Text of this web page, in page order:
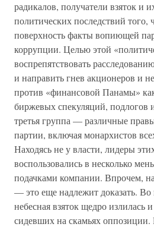
радикалов, получатели взяток и
политических последствий того,
поверхность факты вопиющей
коррупции. Целью этой
воспрепятствовать
и направить гнев акционеров и
против «финансовой Панамы»
биржевых спекуляций, подлогов
третья группа — различные
партии, включая монархистов
Находясь не у власти, лидеры
воспользовались в несколько
подачками компании. Впрочем,
— это еще надлежит доказать. Во
небесная взяток щедро излилась
сидевших на скамьях оппозиции.